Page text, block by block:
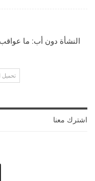
النشأة دون أب: ما
تحميل
اشترك معنا